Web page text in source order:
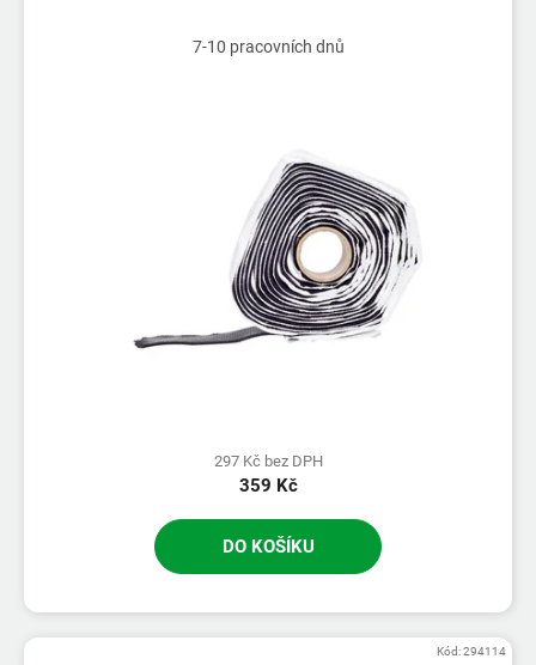
7-10 pracovních dnů
297 Kč bez DPH
359 Kč
DO KOŠÍKU
Kód:294114